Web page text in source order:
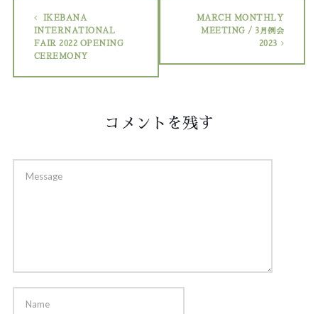
IKEBANA
INTERNATIONAL
FAIR 2022 OPENING
CEREMONY
MARCH MONTHLY
MEETING / 3月例会
2023
コメントを残す